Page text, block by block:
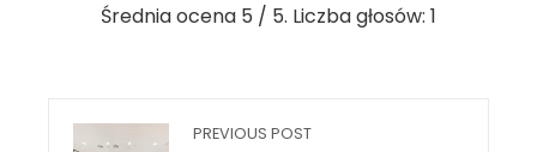
Średnia ocena 5 / 5. Liczba głosów: 1
PREVIOUS POST